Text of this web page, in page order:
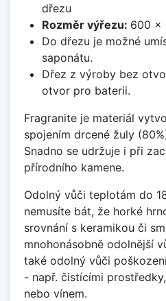
dřezu
Rozměr výřezu: 600 x
Do dřezu je možné
saponátu.
Dřez z výroby bez
otvor pro baterii.
Fragranite je materiál
spojením drcené žuly
Snadno se udržuje i při
přírodního kamene.
Odolný vůči teplotám do
nemusíte bát, že horké
srovnání s keramikou či
mnohonásobně odolnější
také odolný vůči
- např. čistícími
nebo vínem.